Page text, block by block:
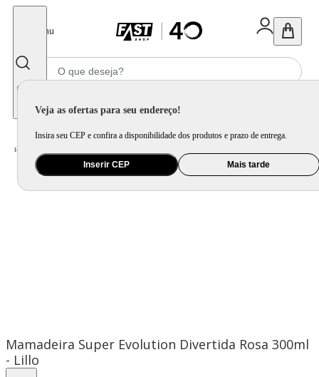
Menu
Veja as ofertas para seu endereço!
Insira seu CEP e confira a disponibilidade dos produtos e prazo de entrega.
Inserir CEP Mais tarde
Home
Mamadeira Super Evolution Divertida Rosa 300ml
- Lillo